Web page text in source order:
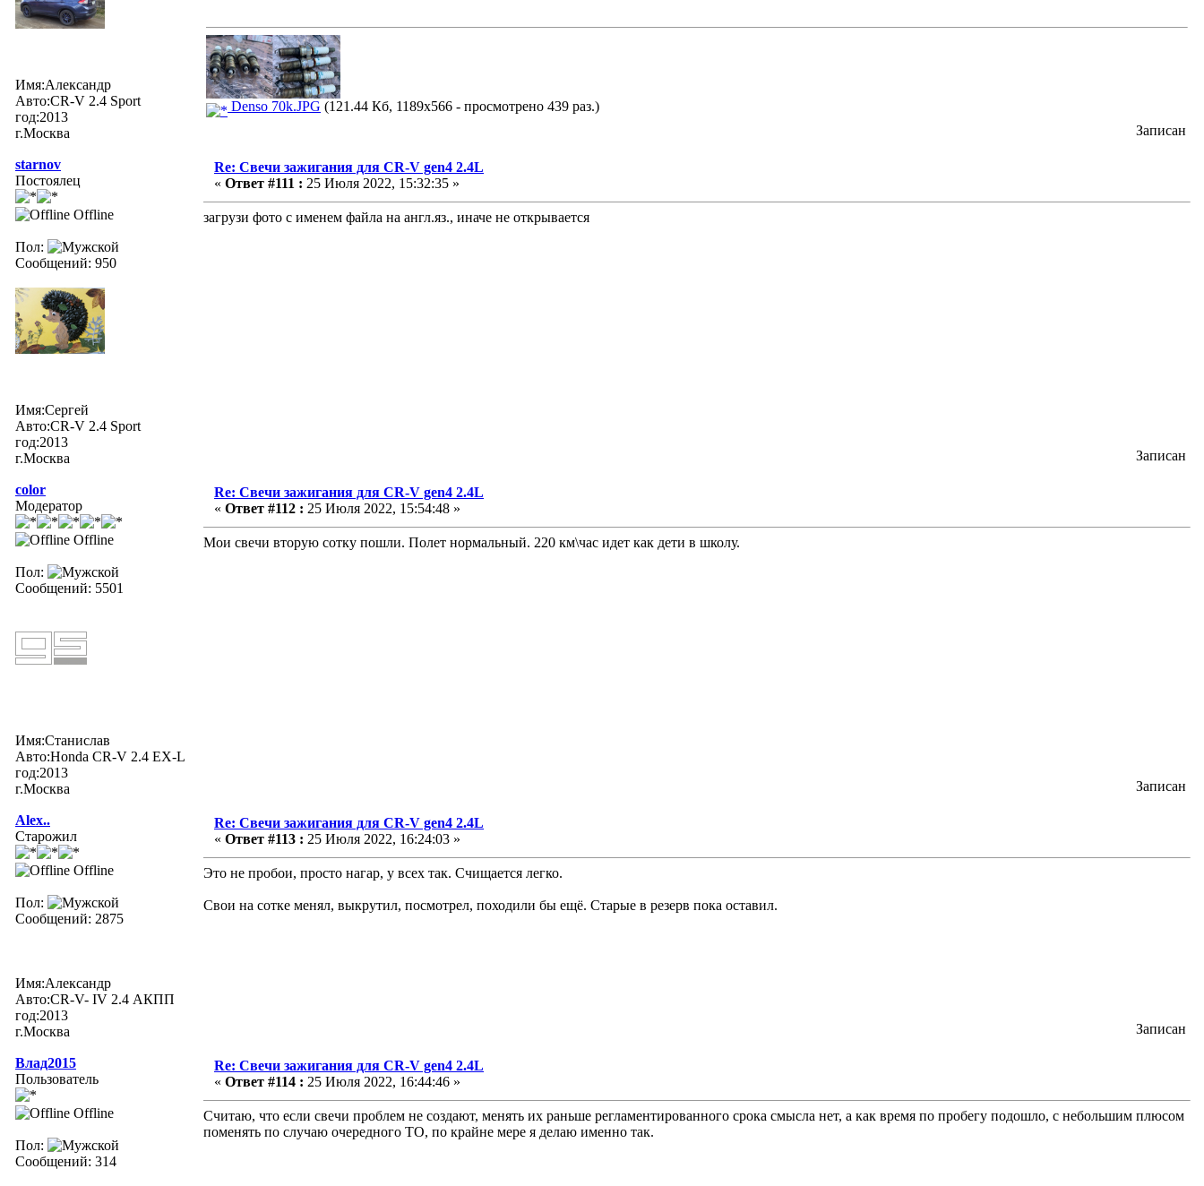
Имя:Александр
Авто:СR-V 2.4 Sport
год:2013
г.Москва
Denso 70k.JPG (121.44 Кб, 1189x566 - просмотрено 439 раз.)
Записан
starnov
Постоялец
Offline
Пол:
Сообщений: 950
Имя:Сергей
Авто:CR-V 2.4 Sport
год:2013
г.Москва
Re: Свечи зажигания для CR-V gen4 2.4L
« Ответ #111 : 25 Июля 2022, 15:32:35 »
загрузи фото с именем файла на англ.яз., иначе не открывается
Записан
color
Модератор
Offline
Пол:
Сообщений: 5501
Имя:Станислав
Авто:Honda CR-V 2.4 EX-L
год:2013
г.Москва
Re: Свечи зажигания для CR-V gen4 2.4L
« Ответ #112 : 25 Июля 2022, 15:54:48 »
Мои свечи вторую сотку пошли. Полет нормальный. 220 км\час идет как дети в школу.
Записан
Alex..
Старожил
Offline
Пол:
Сообщений: 2875
Имя:Александр
Авто:CR-V- IV 2.4 АКПП
год:2013
г.Москва
Re: Свечи зажигания для CR-V gen4 2.4L
« Ответ #113 : 25 Июля 2022, 16:24:03 »
Это не пробои, просто нагар, у всех так. Счищается легко.
Свои на сотке менял, выкрутил, посмотрел, походили бы ещё. Старые в резерв пока оставил.
Записан
Влад2015
Пользователь
Offline
Пол:
Сообщений: 314
Re: Свечи зажигания для CR-V gen4 2.4L
« Ответ #114 : 25 Июля 2022, 16:44:46 »
Считаю, что если свечи проблем не создают, менять их раньше регламентированного срока смысла нет, а как время по пробегу подошло, с небольшим плюсом
поменять по случаю очередного ТО, по крайне мере я делаю именно так.